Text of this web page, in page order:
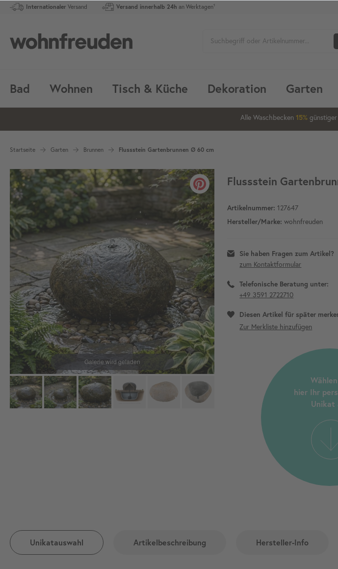
Internationaler Versand Versand innerhalb 24h an Werktagen¹
Bad Wohnen Tisch & Küche Dekoration Garten
1 05
Alle Waschbecken 15% günstiger
20%
Startseite Garten Brunnen Flussstein Gartenbrunnen Ø 60 cm
Flussstein
Artikelnummer: 127647
Hersteller/Marke: wohnfreuden
Sie haben Fragen zum Artikel?
zum Kontaktformular
Telefonische Beratung unter:
+49 3591 2722710
Diesen Artikel für später
hier Ihr
Unikat
Unikatauswahl Artikelbeschreibung Hersteller-Info